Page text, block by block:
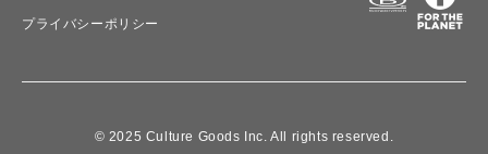
プライバシーポリシー
© 2025 Culture Goods Inc. All rights reserved.